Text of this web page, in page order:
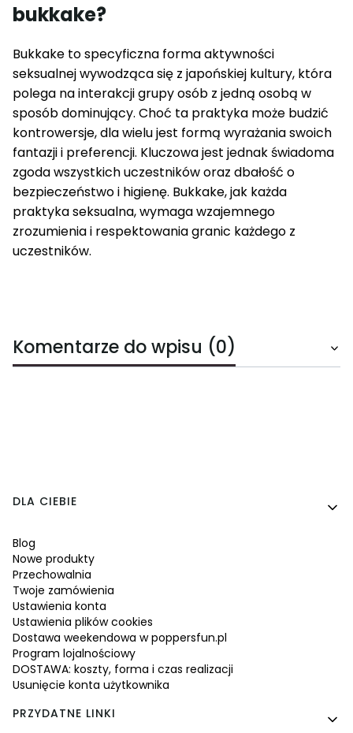
bukkake?
Bukkake to specyficzna forma aktywności
seksualnej wywodząca się z japońskiej kultury, która
polega na interakcji grupy osób z jedną osobą w
sposób dominujący. Choć ta praktyka może budzić
kontrowersje, dla wielu jest formą wyrażania swoich
fantazji i preferencji. Kluczowa jest jednak świadoma
zgoda wszystkich uczestników oraz dbałość o
bezpieczeństwo i higienę. Bukkake, jak każda
praktyka seksualna, wymaga wzajemnego
zrozumienia i respektowania granic każdego z
uczestników.
Komentarze do wpisu (0)
Linki w stopce
DLA CIEBIE
Blog
Nowe produkty
Przechowalnia
Twoje zamówienia
Ustawienia konta
Ustawienia plików cookies
Dostawa weekendowa w poppersfun.pl
Program lojalnościowy
DOSTAWA: koszty, forma i czas realizacji
Usunięcie konta użytkownika
PRZYDATNE LINKI